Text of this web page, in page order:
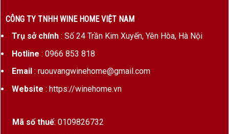
CÔNG TY TNHH WINE HOME VIỆT NAM
Trụ sở chính: Số 24 Trần Kim Xuyến, Yên Hòa, Hà Nội
Hotline : 0966 853 818
Email : ruouvangwinehome@gmail.com
Website : https://winehome.vn
Mã số thuế: 0109826732